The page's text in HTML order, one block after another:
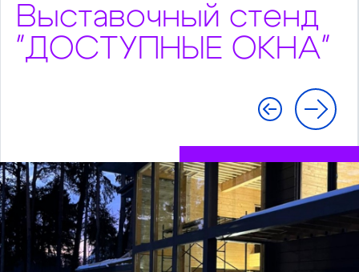
Выставочный стенд
"ДОСТУПНЫЕ ОКНА"